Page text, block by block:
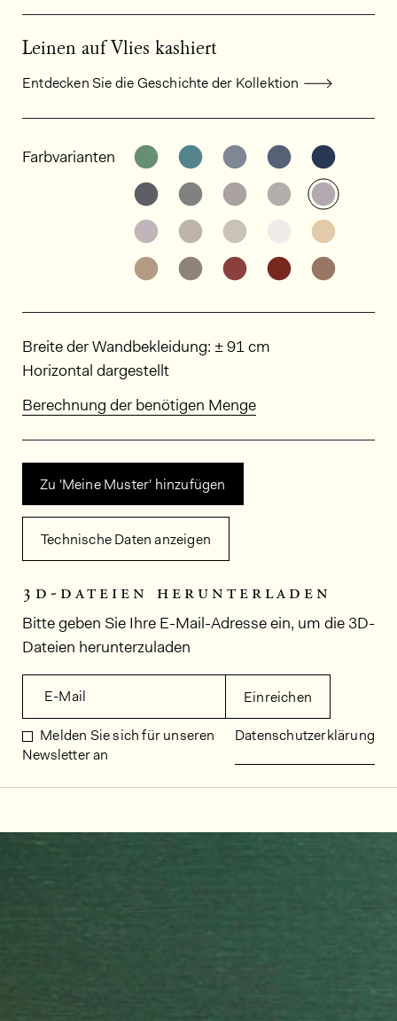
Leinen auf Vlies kashiert
Entdecken Sie die Geschichte der Kollektion
Farbvarianten Weitere Varianten entdecken:
Weitere Varianten
Weitere Varianten
Weitere
Weitere Varianten entdecken:
Weitere Varianten
Weitere Varianten
WeitereWeitere
Weitere Varianten entdecken:
Weitere Varianten
Weitere Varianten
Weitere
Weitere Varianten entdecken:
Weitere Varianten
Weitere Varianten
Weitere
Abmessungen
Breite der Wandbekleidung: ± 91 cm
Horizontal dargestellt
Berechnung der benötigen Menge
Zu 'Meine Muster' hinzufügen
Technische Daten anzeigen
3d-dateien herunterladen
Bitte geben Sie Ihre E-Mail-Adresse ein, um die 3D-
Dateien herunterzuladen
E-Mail Einreichen
Melden Sie sich für unseren
Newsletter an
Datenschutzerklärung